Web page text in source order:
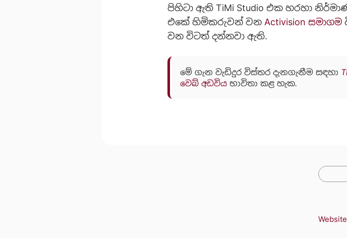
පිහිටා ඇති TiMi Studio එක හරහා
එකේ හිමිකරුවන් වන Activision සමාගම
වන විටත් දන්නවා ඇති.
මේ ගැන වැඩිදුර විස්තර දැනගැනීම සඳහා
වෙබ් අඩවිය භාවිතා කළ හැක.
Website